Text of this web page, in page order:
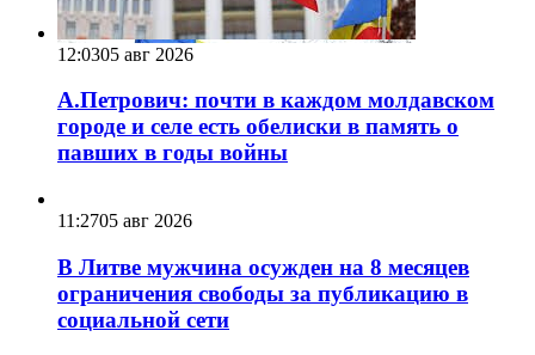
12:0305 авг 2026
А.Петрович: почти в каждом молдавском
городе и селе есть обелиски в память о
павших в годы войны
11:2705 авг 2026
В Литве мужчина осужден на 8 месяцев
ограничения свободы за публикацию в
социальной сети